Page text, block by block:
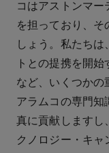
コはアストンマー
を担っており、
しょう。私たち
トとの提携を開
など、いくつかの
アラムコの専門知
真に貢献しますし
クノロジー・キャ